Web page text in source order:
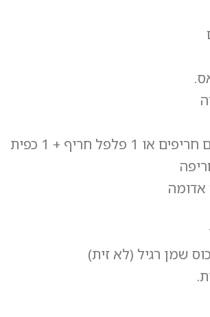
2 פילפלים אדומים חריפים או 1 פלפל חריף + 1 כפית
שמן רגיל (לא זית)